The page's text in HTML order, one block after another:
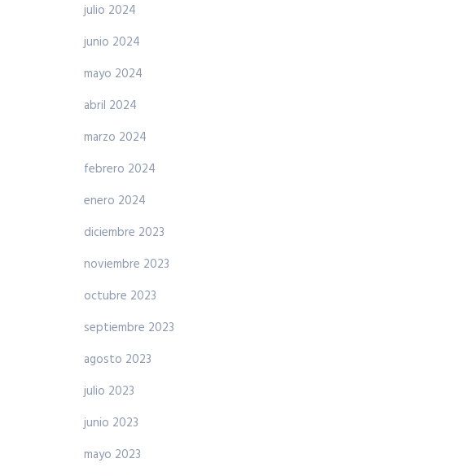
julio 2024
junio 2024
mayo 2024
abril 2024
marzo 2024
febrero 2024
enero 2024
diciembre 2023
noviembre 2023
octubre 2023
septiembre 2023
agosto 2023
julio 2023
junio 2023
mayo 2023